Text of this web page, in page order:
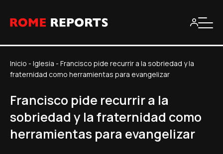
Inicio - Iglesia - Francisco pide recurrir a la sobriedad y la
fraternidad como herramientas para evangelizar
Francisco pide recurrir a la
sobriedad y la fraternidad como
herramientas para evangelizar